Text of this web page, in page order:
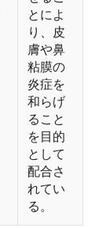
とによ
り、皮
膚や鼻
粘膜の
炎症を
和らげ
ること
を目的
として
配合さ
れてい
る。